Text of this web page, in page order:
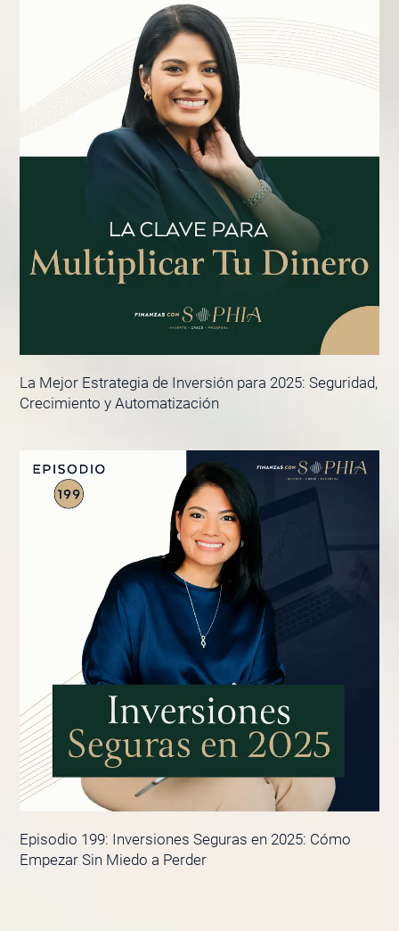
La Mejor Estrategia de Inversión para 2025: Seguridad,
Crecimiento y Automatización
Episodio 199: Inversiones Seguras en 2025: Cómo
Empezar Sin Miedo a Perder